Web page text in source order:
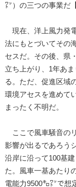
㍗）の三つの事業だ
現在、洋上風力発
法にもとづいてその
セスだ。その後、県
立ち上がり、1年あ
る。ただ、促進区域
環境アセスを進めて
まったく不明だ。
ここで風車騒音の
影響が出るであろう
沿岸に沿って100基
た。風車一基あたり
電能力9500㌔㍗で想